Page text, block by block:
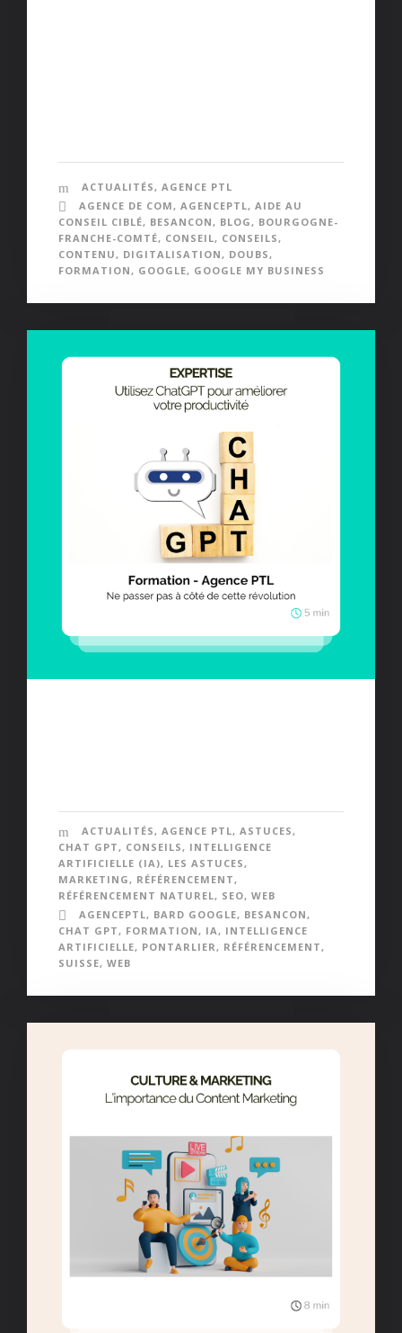
ACTUALITÉS, AGENCE PTL
AGENCE DE COM, AGENCEPTL, AIDE AU
CONSEIL CIBLÉ, BESANCON, BLOG, BOURGOGNE-
FRANCHE-COMTÉ, CONSEIL, CONSEILS,
CONTENU, DIGITALISATION, DOUBS,
FORMATION, GOOGLE, GOOGLE MY BUSINESS
ACTUALITÉS, AGENCE PTL, ASTUCES,
CHAT GPT, CONSEILS, INTELLIGENCE
ARTIFICIELLE (IA), LES ASTUCES,
MARKETING, RÉFÉRENCEMENT,
RÉFÉRENCEMENT NATUREL, SEO, WEB
AGENCEPTL, BARD GOOGLE, BESANCON,
CHAT GPT, FORMATION, IA, INTELLIGENCE
ARTIFICIELLE, PONTARLIER, RÉFÉRENCEMENT,
SUISSE, WEB